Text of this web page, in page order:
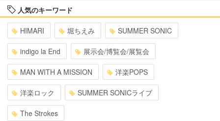
人気のキーワード
HIMARI 堀ちえみ SUMMER SONIC
indigo la End 展示会/博覧会/展覧会
MAN WITH A MISSION 洋楽POPS
洋楽ロック SUMMER SONICライブ
The Strokes